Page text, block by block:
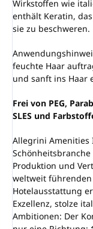
Wirkstoffen wie
enthält Keratin,
sie zu beschweren.
feuchte Haar
und sanft ins Haar
Frei von PEG,
SLES und
Allegrini Amenities
Produktion und
weltweit
Hotelausstattung
Exzellenz, stolze
Ambitionen: Der